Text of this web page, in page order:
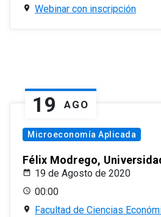
Webinar con inscripción
19 AGO
Microeconomía Aplicada
Félix Modrego,
19 de Agosto de 2020
00:00
Facultad de Ciencias